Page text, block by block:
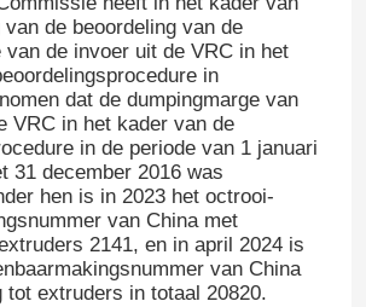
Line
Co-extrusielijn
fineer
extrusielijn
de beoordeling van de
van de invoer uit de VRC in het
in
dat de dumpingmarge van
VRC in het kader van de
in de periode van 1 januari
31 december 2016 was
hen is in 2023 het octrooi-
van China met
2141, en in april 2024 is
van China
tot extruders in totaal 20820.